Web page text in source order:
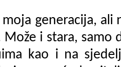
moja generacija,
i stara, samo
kao i na